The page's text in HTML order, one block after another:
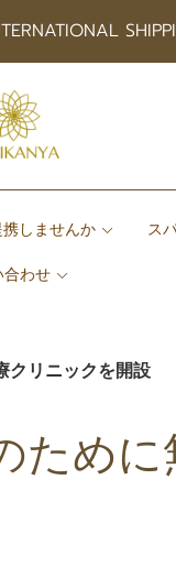
しませんか ス
合わせ
クリニックを開設
ために